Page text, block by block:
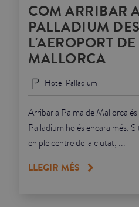
COM ARRIBAR
PALLADIUM
L'AEROPORT
MALLORCA
Hotel Palladium
Arribar a Palma de Mallorca
Palladium ho és encara més.
en ple centre de la ciutat, ...
LLEGIR MÉS